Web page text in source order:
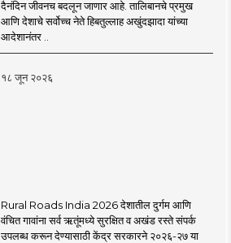
दैनंदिन जीवनच बदलून जाणार आहे. तालिबानचे प्रमुख
आणि देशाचे सर्वोच्च नेते हिबतुल्लाह अखुंदझादा यांच्या
आदेशानंतर ..
१८ जून २०२६
Rural Roads India 2026 देशातील दुर्गम आणि
वंचित गावांना सर्व ऋतूंमध्ये सुरक्षित व अखंड रस्ते संपर्क
उपलब्ध करून देण्यासाठी केंद्र सरकारने २०२६-२७ या